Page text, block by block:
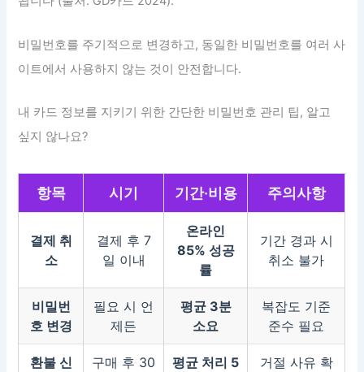
비밀번호를 주기적으로 변경하고, 동일한 비밀번호를 여러 사
이트에서 사용하지 않는 것이 안전합니다.
내 카드 정보를 지키기 위한 간단한 비밀번호 관리 팁, 알고
싶지 않나요?
항목 시기 기간·비용 주의사항
결제 취
소
결제 후 7
일 이내
온라인
85% 성공
률
기간 경과 시
취소 불가
비밀번
호 변경
필요 시 언
제든
평균 3분
소요
복잡도 기준
준수 필요
환불 신
구매 후 30
평균 처리 5
거절 사유 확